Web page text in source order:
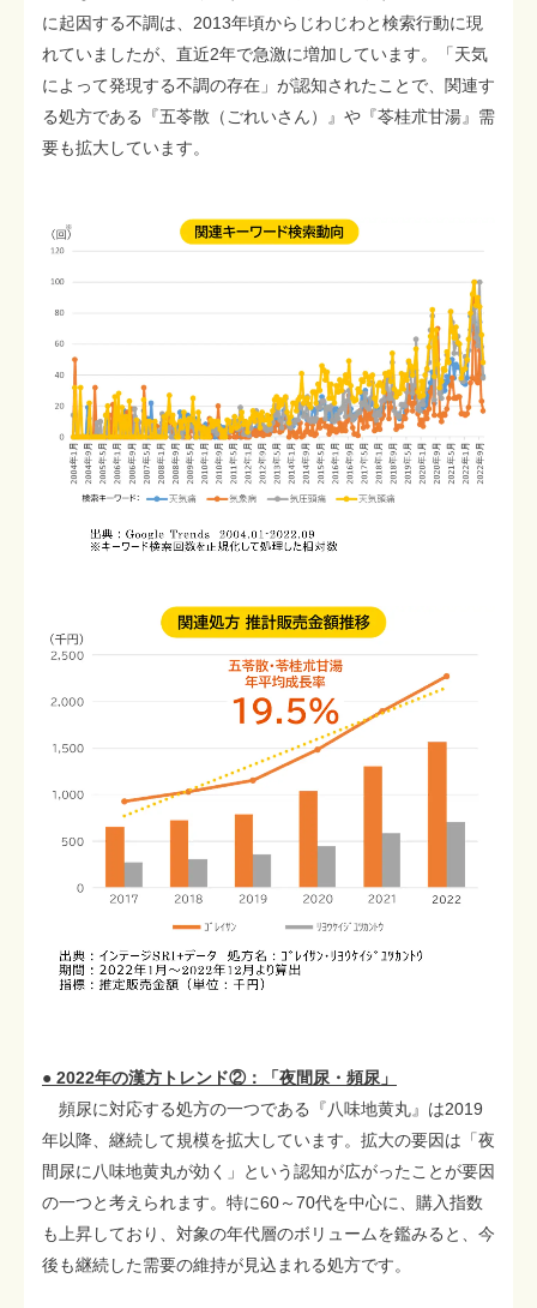
に起因する不調は、2013年頃からじわじわと検索行動に現
れていましたが、直近2年で急激に増加しています。「天気
によって発現する不調の存在」が認知されたことで、関連す
る処方である『五苓散（ごれいさん）』や『苓桂朮甘湯』需
要も拡大しています。
● 2022年の漢方トレンド②：「夜間尿・頻尿」
頻尿に対応する処方の一つである『八味地黄丸』は2019
年以降、継続して規模を拡大しています。拡大の要因は「夜
間尿に八味地黄丸が効く」という認知が広がったことが要因
の一つと考えられます。特に60～70代を中心に、購入指数
も上昇しており、対象の年代層のボリュームを鑑みると、今
後も継続した需要の維持が見込まれる処方です。